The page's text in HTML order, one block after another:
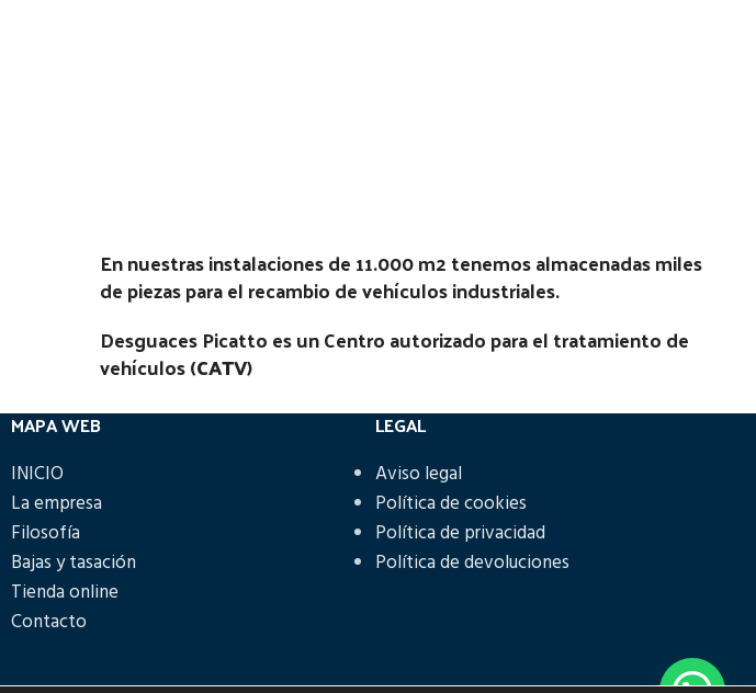
En nuestras instalaciones de 11.000 m2 tenemos almacenadas miles
de piezas para el recambio de vehículos industriales.
Desguaces Picatto es un Centro autorizado para el tratamiento de
vehículos (CATV)
MAPA WEB
INICIO
La empresa
Filosofía
Bajas y tasación
Tienda online
Contacto
LEGAL
Aviso legal
Política de cookies
Política de privacidad
Política de devoluciones